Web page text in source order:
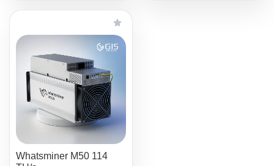
Whatsminer M50 114